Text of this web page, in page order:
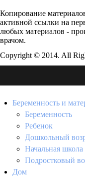
Копирование
активной ссылки на
любых материалов -
врачом.
Copyright © 2014. All
Беременность и
Беременность
Ребенок
Дошкольный
Начальная школа
Подростковый
Дом